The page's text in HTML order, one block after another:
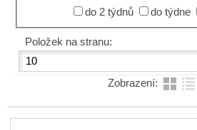
do 2 týdnů
do týdne
Položek na stranu:
Zobrazení: